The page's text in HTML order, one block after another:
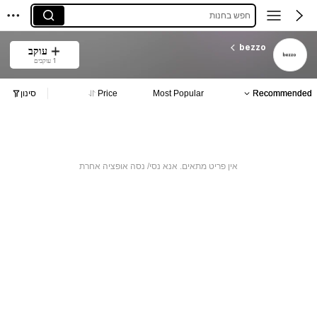
חפש בחנות
bezzo עוקב
1 עוקבים
Recommended
Most Popular
Price סינון
אין פריט מתאים. אנא נסי/ נסה אופציה אחרת